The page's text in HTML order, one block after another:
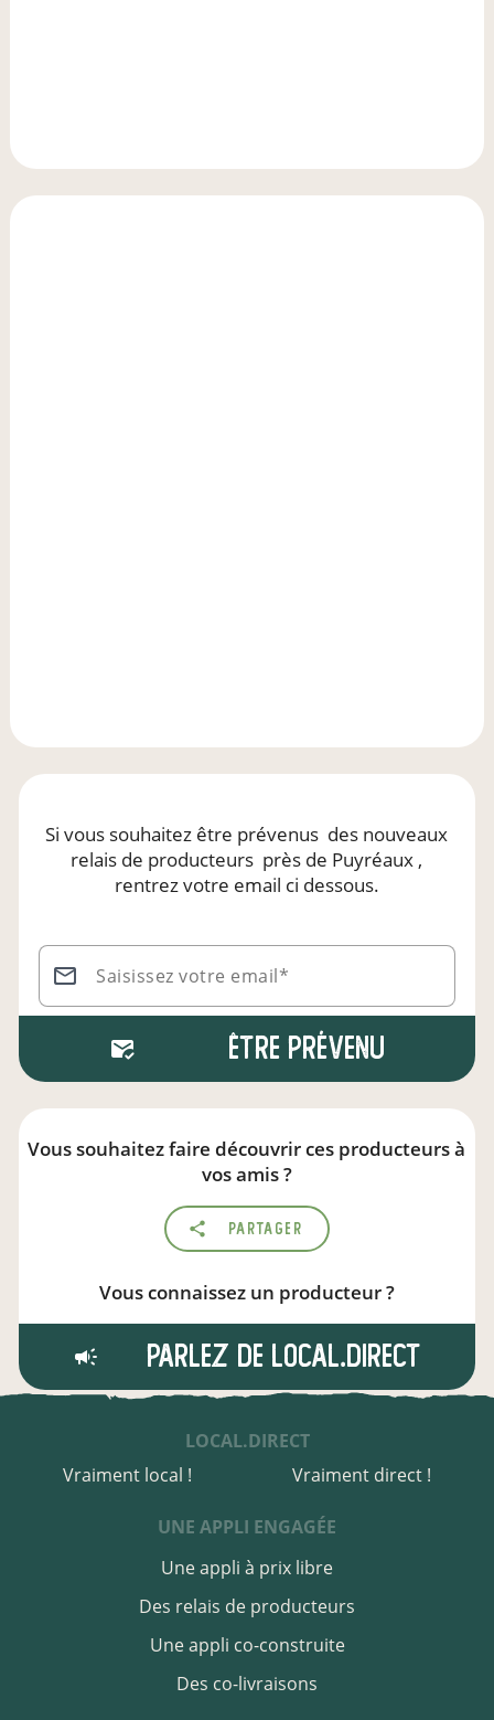
Si vous souhaitez être prévenus des nouveaux
relais de producteurs près de Puyréaux ,
rentrez votre email ci dessous.
Saisissez votre email*
Être prévenu
Vous souhaitez faire découvrir ces producteurs à
vos amis ?
Partager
Vous connaissez un producteur ?
Parlez de local.direct
LOCAL.DIRECT
Vraiment local !
Vraiment direct !
UNE APPLI ENGAGÉE
Une appli à prix libre
Des relais de producteurs
Des co-livraisons
Une appli co-construite